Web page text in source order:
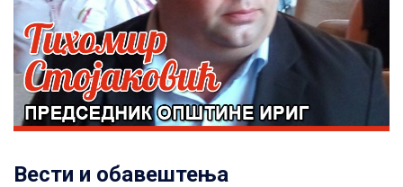
Вести и обавештења